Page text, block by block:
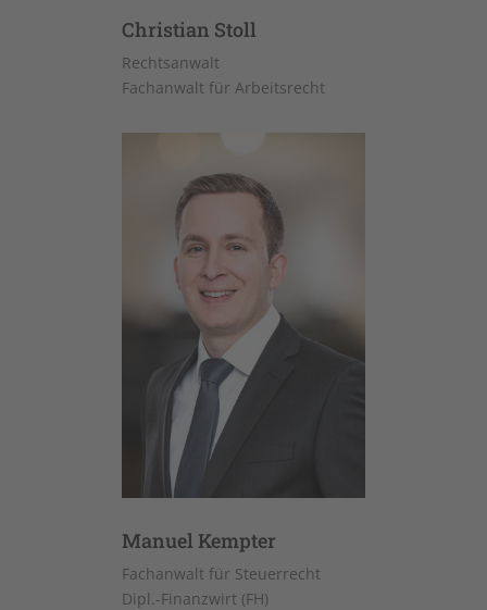
Christian Stoll
Rechtsanwalt
Fachanwalt für Arbeitsrecht
Manuel Kempter
Fachanwalt für Steuerrecht
Dipl.-Finanzwirt (FH)